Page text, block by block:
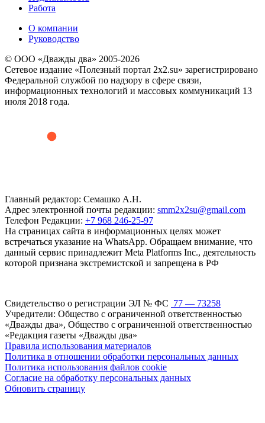
Работа
О компании
Руководство
© ООО «Дважды два» 2005-2026
Сетевое издание «Полезный портал 2x2.su» зарегистрировано
Федеральной службой по надзору в сфере связи,
информационных технологий и массовых коммуникаций 13
июля 2018 года.
Главный редактор: Семашко А.Н.
Адрес электронной почты редакции: smm2x2su@gmail.com
Телефон Редакции: +7 968 246-25-97
На страницах сайта в информационных целях может
встречаться указание на WhatsApp. Обращаем внимание, что
данный сервис принадлежит Meta Platforms Inc., деятельность
которой признана экстремистской и запрещена в РФ
Свидетельство о регистрации ЭЛ № ФС 77 — 73258
Учредители: Общество с ограниченной ответственностью
«Дважды два», Общество с ограниченной ответственностью
«Редакция газеты «Дважды два»
Правила использования материалов
Политика в отношении обработки персональных данных
Политика использования файлов cookie
Согласие на обработку персональных данных
Обновить страницу